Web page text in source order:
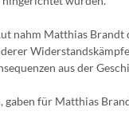
nahm Matthias Brandt
aus der
gaben für Matthias